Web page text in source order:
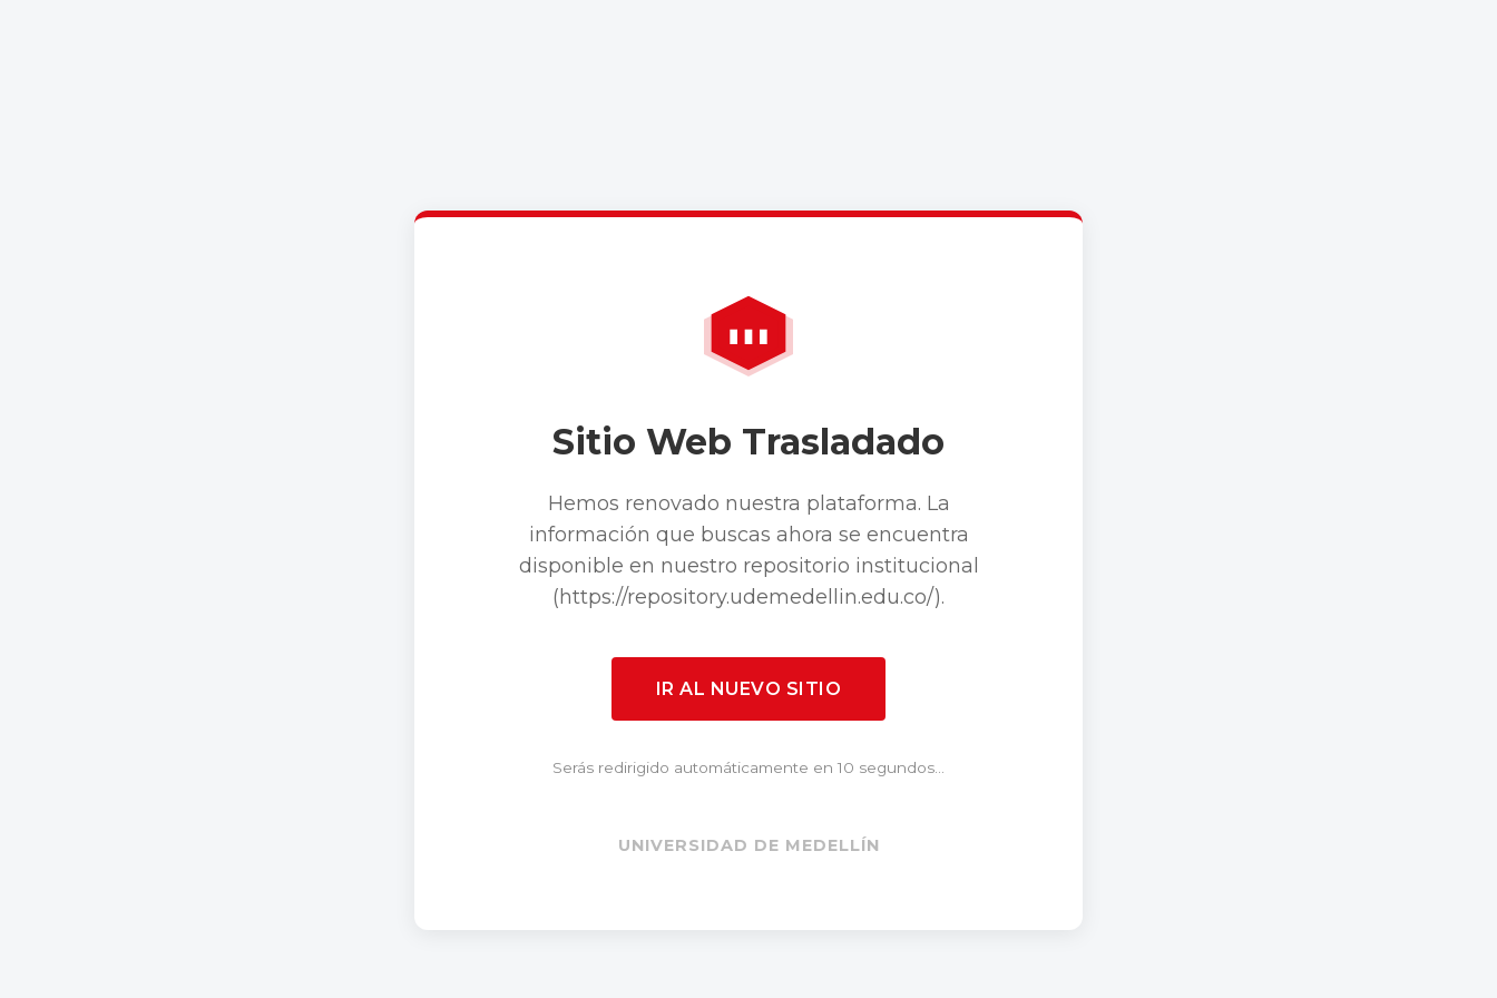
Sitio Web Trasladado
Hemos renovado nuestra plataforma. La
información que buscas ahora se encuentra
disponible en nuestro repositorio institucional
(https://repository.udemedellin.edu.co/).
IR AL NUEVO SITIO
Serás redirigido automáticamente en 10 segundos...
UNIVERSIDAD DE MEDELLÍN